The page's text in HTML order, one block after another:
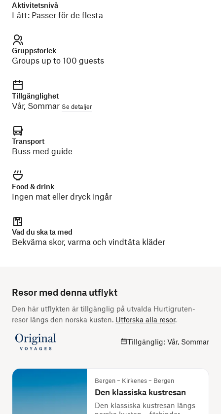
Aktivitetsnivå
Lätt: Passer för de flesta
Gruppstorlek
Groups up to 100 guests
Tillgänglighet
Vår, Sommar Se detaljer
Transport
Buss med guide
Food & drink
Ingen mat eller dryck ingår
Vad du ska ta med
Bekväma skor, varma och vindtäta kläder
Resor med denna utflykt
Den här utflykten är tillgänglig på utvalda Hurtigruten-
resor längs den norska kusten. Utforska alla resor.
Tillgänglig: Vår, Sommar
Bergen – Kirkenes – Bergen
Den klassiska kustresan
Den klassiska kustresan längs